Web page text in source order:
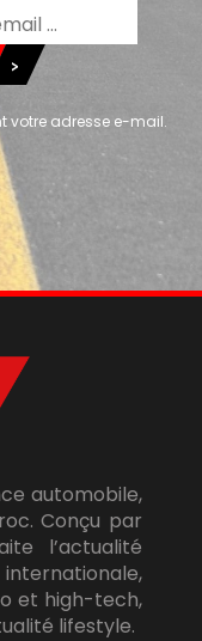
>
votre adresse e-mail.
automobile,
Conçu par
l’actualité
et high-tech,
lifestyle.